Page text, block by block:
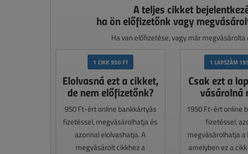
A teljes cikket
ha ön előfizetőnk vagy
Ha van előfizetése, vagy már
1 CIKK 950 FT
Elolvasná ezt a cikket,
de nem előfizetőnk?
950 Ft-ért online bankkártyás
fizetéssel, megvásárolhatja és
azonnal elolvashatja. A
megvásárolt cikkhez a
1 LAPSZÁM
Csak ezt a
vásárolná
1950 Ft-ért online
fizetéssel,
megvásárolhatja a
amelyben ez a